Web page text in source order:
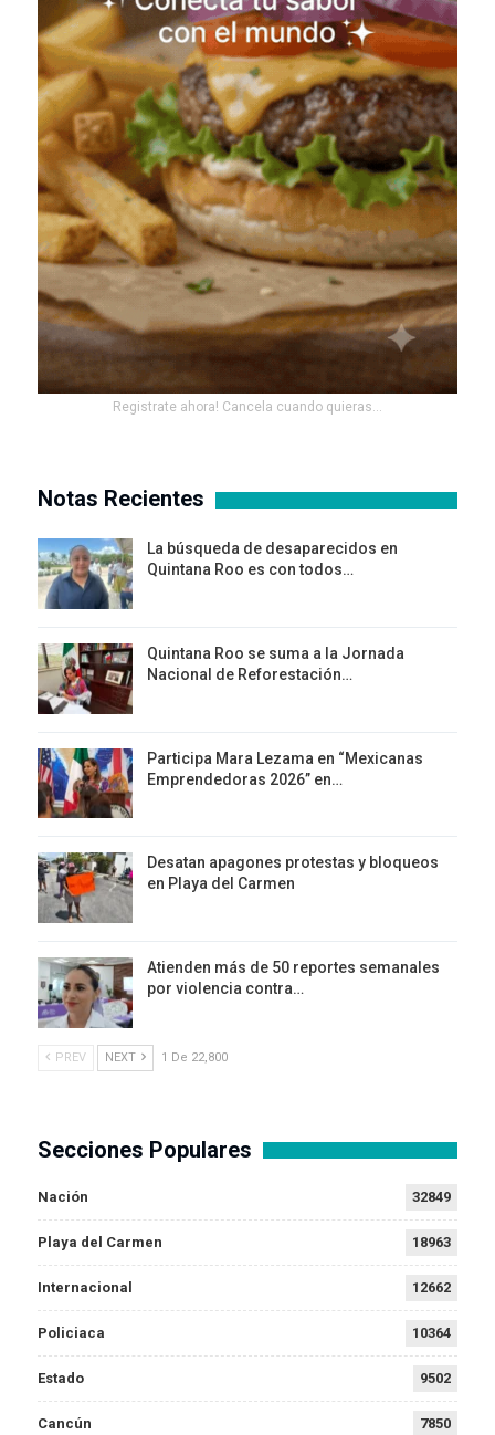
Registrate ahora! Cancela cuando quieras...
Notas Recientes
La búsqueda de desaparecidos en
Quintana Roo es con todos…
Quintana Roo se suma a la Jornada
Nacional de Reforestación…
Participa Mara Lezama en “Mexicanas
Emprendedoras 2026” en…
Desatan apagones protestas y bloqueos
en Playa del Carmen
Atienden más de 50 reportes semanales
por violencia contra…
PREV NEXT 1 De 22,800
Secciones Populares
Nación 32849
Playa del Carmen 18963
Internacional 12662
Policiaca 10364
Estado 9502
Cancún 7850